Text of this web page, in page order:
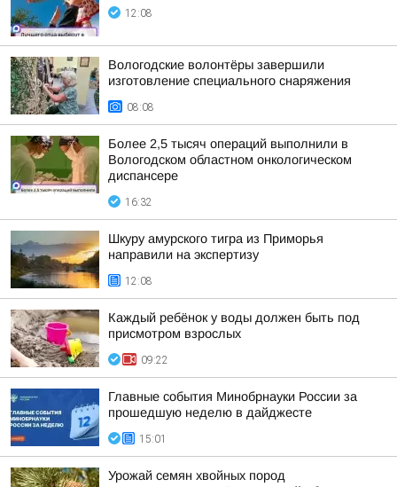
12:08
Вологодские волонтёры завершили
изготовление специального снаряжения
08:08
Более 2,5 тысяч операций выполнили в
Вологодском областном онкологическом
диспансере
16:32
Шкуру амурского тигра из Приморья
направили на экспертизу
12:08
Каждый ребёнок у воды должен быть под
присмотром взрослых
09:22
Главные события Минобрнауки России за
прошедшую неделю в дайджесте
15:01
Урожай семян хвойных пород